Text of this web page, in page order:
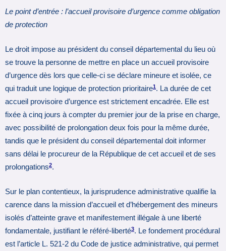
Le point d’entrée : l’accueil provisoire d’urgence comme obligation
de protection
Le droit impose au président du conseil départemental du lieu où
se trouve la personne de mettre en place un accueil provisoire
d’urgence dès lors que celle-ci se déclare mineure et isolée, ce
qui traduit une logique de protection prioritaire1. La durée de cet
accueil provisoire d’urgence est strictement encadrée. Elle est
fixée à cinq jours à compter du premier jour de la prise en charge,
avec possibilité de prolongation deux fois pour la même durée,
tandis que le président du conseil départemental doit informer
sans délai le procureur de la République de cet accueil et de ses
prolongations2.
Sur le plan contentieux, la jurisprudence administrative qualifie la
carence dans la mission d’accueil et d’hébergement des mineurs
isolés d’atteinte grave et manifestement illégale à une liberté
fondamentale, justifiant le référé-liberté3. Le fondement procédural
est l’article L. 521-2 du Code de justice administrative, qui permet